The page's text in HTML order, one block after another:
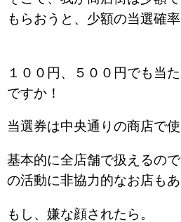
もらおうと、少額の当選確
１００円、５００円でも当
ですか！
当選券は中央通りの商店で
基本的に全店舗で扱えるの
の活動に非協力的なお店もあ
もし、嫌な顔されたら。